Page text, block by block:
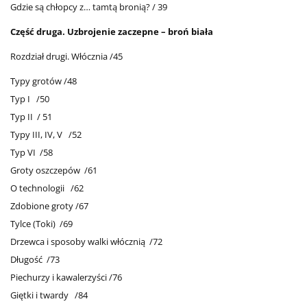
Gdzie są chłopcy z… tamtą bronią? / 39
Część druga. Uzbrojenie zaczepne – broń biała
Rozdział drugi. Włócznia /45
Typy grotów /48
Typ I /50
Typ II / 51
Typy III, IV, V /52
Typ VI /58
Groty oszczepów /61
O technologii /62
Zdobione groty /67
Tylce (Toki) /69
Drzewca i sposoby walki włócznią /72
Długość /73
Piechurzy i kawalerzyści /76
Giętki i twardy /84